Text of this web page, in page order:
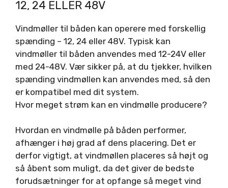
12, 24 ELLER 48V
Vindmøller til båden kan operere med forskellig
spænding – 12, 24 eller 48V. Typisk kan
vindmøller til båden anvendes med 12-24V eller
med 24-48V. Vær sikker på, at du tjekker, hvilken
spænding vindmøllen kan anvendes med, så den
er kompatibel med dit system.
Hvor meget strøm kan en vindmølle producere?
Hvordan en vindmølle på båden performer,
afhænger i høj grad af dens placering. Det er
derfor vigtigt, at vindmøllen placeres så højt og
så åbent som muligt, da det giver de bedste
forudsætninger for at opfange så meget vind